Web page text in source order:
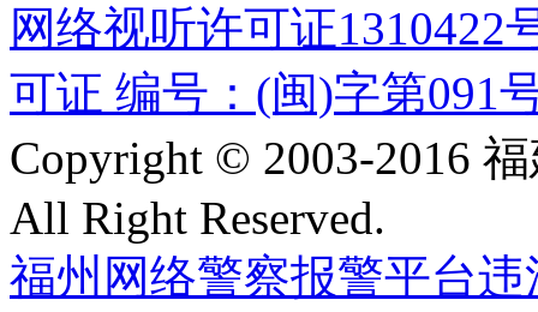
网络视听许可证1310422
可证 编号：(闽)字第091
Copyright © 2003-2016
All Right Reserved.
福州网络警察报警平台违